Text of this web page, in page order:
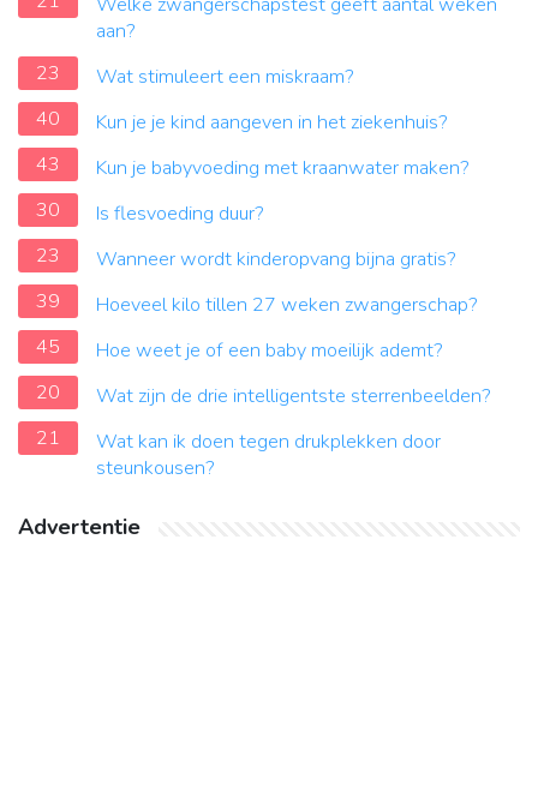
aan?
23
Wat stimuleert een miskraam?
40
Kun je je kind aangeven in het ziekenhuis?
43
Kun je babyvoeding met kraanwater maken?
30
Is flesvoeding duur?
23
Wanneer wordt kinderopvang bijna gratis?
39
Hoeveel kilo tillen 27 weken zwangerschap?
45
Hoe weet je of een baby moeilijk ademt?
20
Wat zijn de drie intelligentste sterrenbeelden?
21
Wat kan ik doen tegen drukplekken door
steunkousen?
Advertentie